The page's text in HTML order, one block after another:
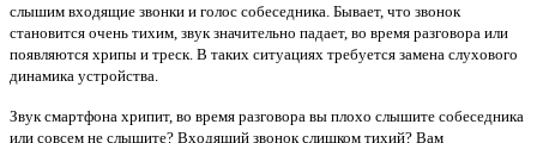
слышим входящие звонки и голос собеседника. Бывает, что звонок
становится очень тихим, звук значительно падает, во время разговора или
появляются хрипы и треск. В таких ситуациях требуется замена слухового
динамика устройства.
Звук смартфона хрипит, во время разговора вы плохо слышите собеседника
или совсем не слышите? Входящий звонок слишком тихий? Вам